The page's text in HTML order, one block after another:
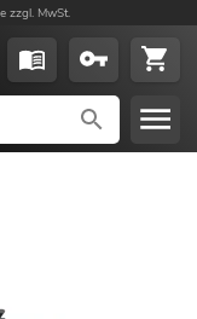
zzgl. MwSt.